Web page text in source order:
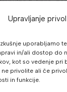
Upravljanje
uporabljamo
in/ali dostop do
kot so vedenje pri
ne privolite ali če
in funkcije.
IF linije,
trening
optimalno
pri vseh
druge vaje
in domačo